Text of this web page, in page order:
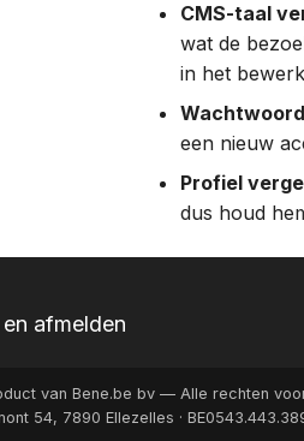
CMS-taal
wat de
in het
een nieuw
Profiel
dus houd
afmelden
van Bene.be bv — Alle rechten
54, 7890 Ellezelles ·